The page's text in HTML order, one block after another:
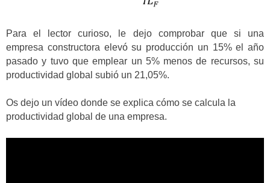
Para el lector curioso, le dejo comprobar que si una
empresa constructora elevó su producción un 15% el año
pasado y tuvo que emplear un 5% menos de recursos, su
productividad global subió un 21,05%.
Os dejo un vídeo donde se explica cómo se calcula la
productividad global de una empresa.